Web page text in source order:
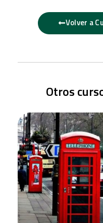
Volver a
Otros